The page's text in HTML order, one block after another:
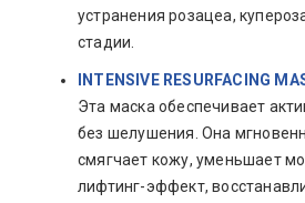
устранения розацеа,
стадии.
INTENSIVE RESURFACING
Эта маска обеспечивает
без шелушения. Она
смягчает кожу, уменьшает
лифтинг-эффект,